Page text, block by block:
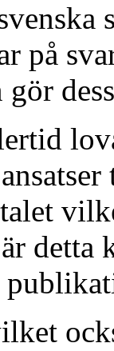
på
detta